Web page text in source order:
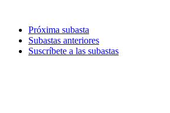
contenidoPróxima subasta
Subastas anteriores
Suscríbete a las subastas